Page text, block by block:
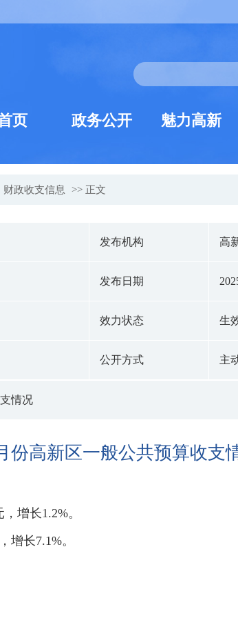
页 政务公开 魅力高新
财政收支信息 >> 正文
发布机构 高
发布日期
效力状态 生
公开方式 主
情况
份高新区一般公共预算收支
增长1.2%。
增长7.1%。